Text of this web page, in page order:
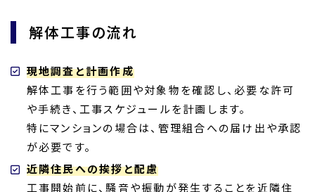
解体工事の流れ
現地調査と計画作成
解体工事を行う範囲や対象物を確認し、必要な許可
や手続き、工事スケジュールを計画します。
特にマンションの場合は、管理組合への届け出や承認
が必要です。
近隣住民への挨拶と配慮
工事開始前に、騒音や振動が発生することを近隣住